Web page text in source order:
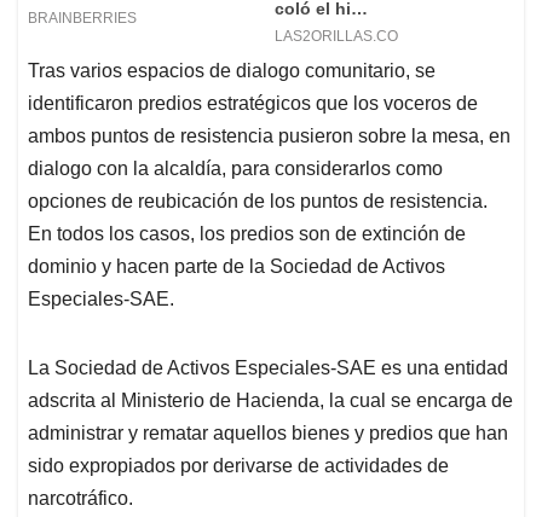
Tras varios espacios de dialogo comunitario, se
identificaron predios estratégicos que los voceros de
ambos puntos de resistencia pusieron sobre la mesa, en
dialogo con la alcaldía, para considerarlos como
opciones de reubicación de los puntos de resistencia.
En todos los casos, los predios son de extinción de
dominio y hacen parte de la Sociedad de Activos
Especiales-SAE.
La Sociedad de Activos Especiales-SAE es una entidad
adscrita al Ministerio de Hacienda, la cual se encarga de
administrar y rematar aquellos bienes y predios que han
sido expropiados por derivarse de actividades de
narcotráfico.